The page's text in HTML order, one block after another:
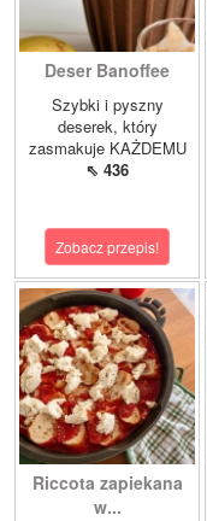
Deser Banoffee
Szybki i pyszny
deserek, który
zasmakuje KAŻDEMU
⇖ 436
Zobacz przepis!
Riccota zapiekana
w...